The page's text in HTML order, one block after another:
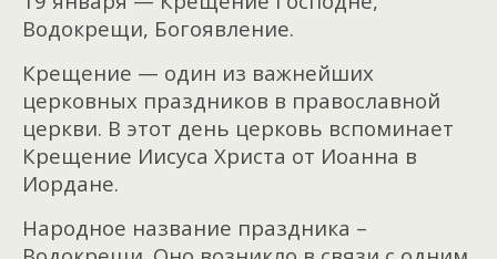
Водокрещи, Богоявление.
Крещение — один из важнейших
церковных праздников в православной
церкви. В этот день церковь вспоминает
Крещение Иисуса Христа от Иоанна в
Иордане.
Народное название праздника –